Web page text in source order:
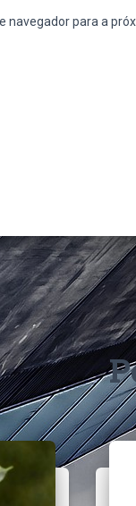
navegador para a